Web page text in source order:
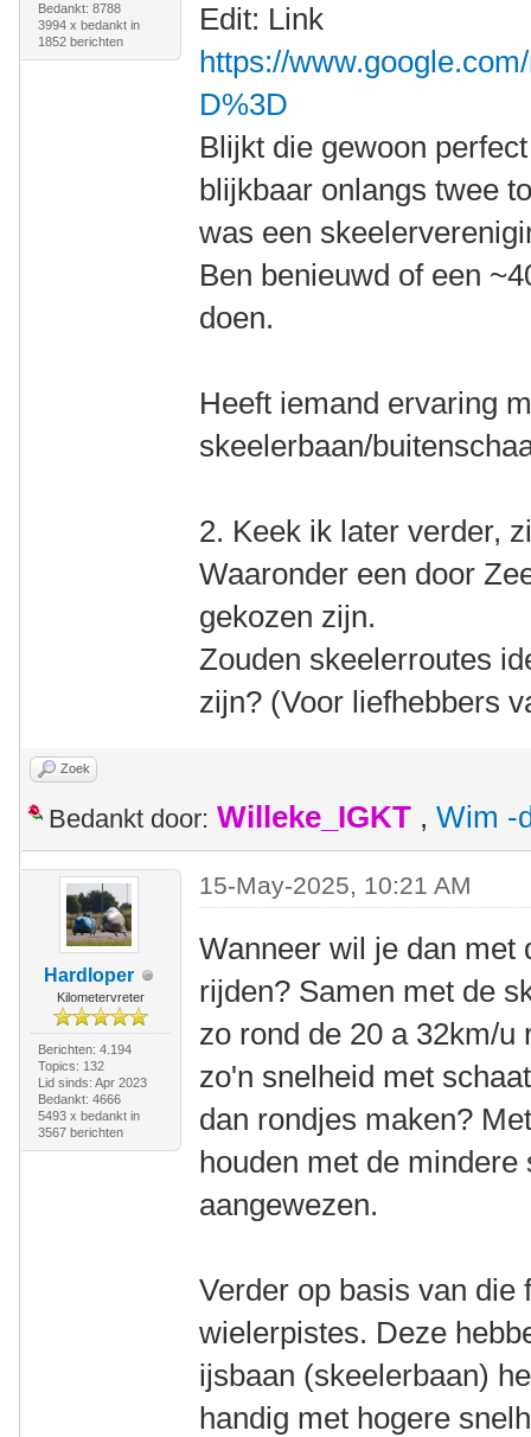
Bedankt: 8788
3994 x bedankt in
1852 berichten
Edit: Link
https://
D%3D
Blijkt die gewoon
blijkbaar onlangs twee
was een
Ben benieuwd of een
doen.
Heeft iemand ervaring
skeelerbaan/
2. Keek ik later verder,
Waaronder een door
gekozen zijn.
Zouden skeelerroutes
zijn? (Voor liefhebbers
Zoek
Bedankt door: Willeke_IGKT , Wim -
Hardloper
Kilometervreter
Berichten: 4.194
Topics: 132
Lid sinds: Apr 2023
Bedankt: 4666
5493 x bedankt in
3567 berichten
15-May-2025, 10:21 AM
Wanneer wil je dan met
rijden? Samen met de
zo rond de 20 a 32km/
zo'n snelheid met
dan rondjes maken?
houden met de
aangewezen.
Verder op basis van
wielerpistes. Deze
ijsbaan (skeelerbaan)
handig met hogere